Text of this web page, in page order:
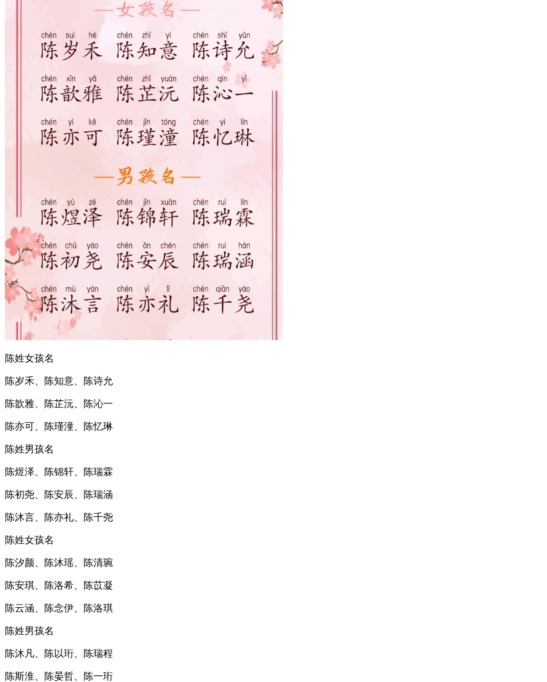
陈姓女孩名
陈岁禾、陈知意、陈诗允
陈歆雅、陈芷沅、陈沁一
陈亦可、陈瑾潼、陈忆琳
陈姓男孩名
陈煜泽、陈锦轩、陈瑞霖
陈初尧、陈安辰、陈瑞涵
陈沐言、陈亦礼、陈千尧
陈姓女孩名
陈汐颜、陈沐瑶、陈清琬
陈安琪、陈洛希、陈苡凝
陈云涵、陈念伊、陈洛琪
陈姓男孩名
陈沐凡、陈以珩、陈瑞程
陈斯淮、陈晏哲、陈一珩